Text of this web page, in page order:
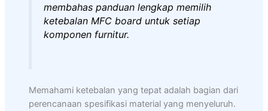
membahas panduan lengkap memilih
ketebalan MFC board untuk setiap
komponen furnitur.
Memahami ketebalan yang tepat adalah bagian dari
perencanaan spesifikasi material yang menyeluruh.